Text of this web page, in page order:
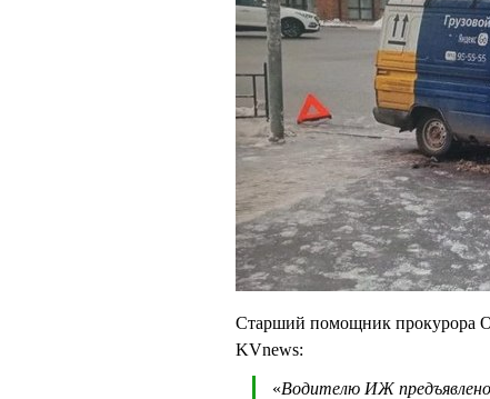
Старший помощник прокурора
KVnews:
«Водителю ИЖ